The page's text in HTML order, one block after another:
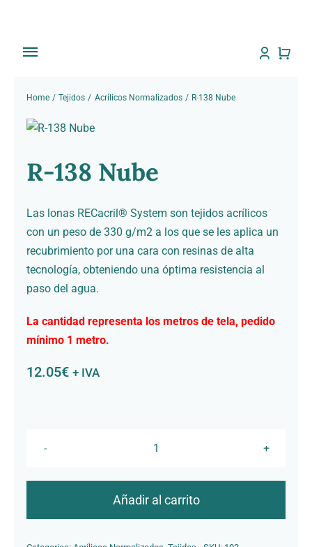
contenido
Toggle
Inicio
Tienda
Sobre Nosotros
Trabajos
Toldos
Noti Toldos
Contacto
Home Tejidos Acrílicos Normalizados R-138 Nube
R-138 Nube
Las lonas RECacril® System son tejidos acrílicos
con un peso de 330 g/m2 a los que se les aplica un
recubrimiento por una cara con resinas de alta
tecnología, obteniendo una óptima resistencia al
paso del agua.
La cantidad representa los metros de tela, pedido
mínimo 1 metro.
12.05€ + IVA
R-
Nube
Añadir al carrito